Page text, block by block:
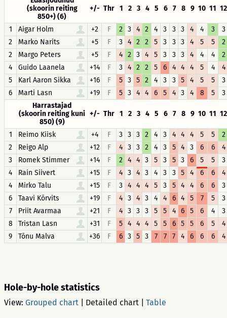
(skoorin reiting
850+) (6)
+/- Thr 1 2 3 4 5 6 7 8 9 10 11 12
1 Aigar Holm +2 F 2 3 4 2 4 3 3 3 4 4 3
3
2
Marko Narits +5 F 3 4 2 2 5 3 3 3 4 5 5
2
2
Margo Peters +5 F 4 2 3 4 5 3 3 3 4 4 4
2
4
Guido Laanela +14 F 3 4 2 2 5 6 4 4 4 5 4
4
5
Karl Aaron Sikka +16 F 5 3 5 2 4 3 3 5 4 5 5
3
6
Marti Lasn +19 F 5 3 4 4 6 5 4 3 4 8 5
3
Harrastajad
(skoorin reiting kuni
850) (9)
+/- Thr 1 2 3 4 5 6 7 8 9 10 11 12
1 Reimo Kiisk +4 F 3 3 3 2 4 3 4 4 4 5 5
2
2
Reigo Alp +12 F 4 3 3 2 4 3 5 4 3 6 6
4
3
Romek Stimmer +14 F 2 4 4 3 5 3 5 3 6 5 5
3
4
Rain Siivert +15 F 4 3 4 3 4 3 3 5 4 6 6
4
4
Mirko Talu +15 F 3 4 4 4 5 3 5 4 4 6 6
3
6
Taavi Kõrvits +19 F 4 3 4 3 4 4 6 4 5 7 5
3
7
Priit Avarmaa +21 F 4 3 3 3 5 5 4 6 5 6 4
3
8
Tristan Lasn +31 F 5 4 4 4 5 5 6 5 5 6 5
4
9
Tõnu Malva +36 F 6 3 5 3 7 7 7 4 6 6 6 4
Hole-by-hole statistics
View: Grouped chart Detailed chart Table